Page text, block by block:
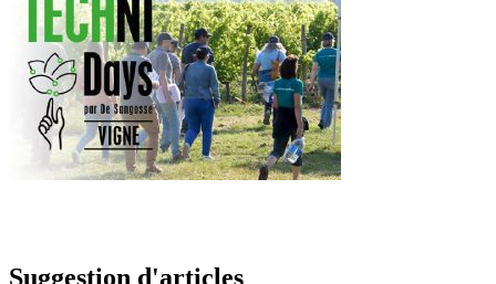
Suggestion d'articles